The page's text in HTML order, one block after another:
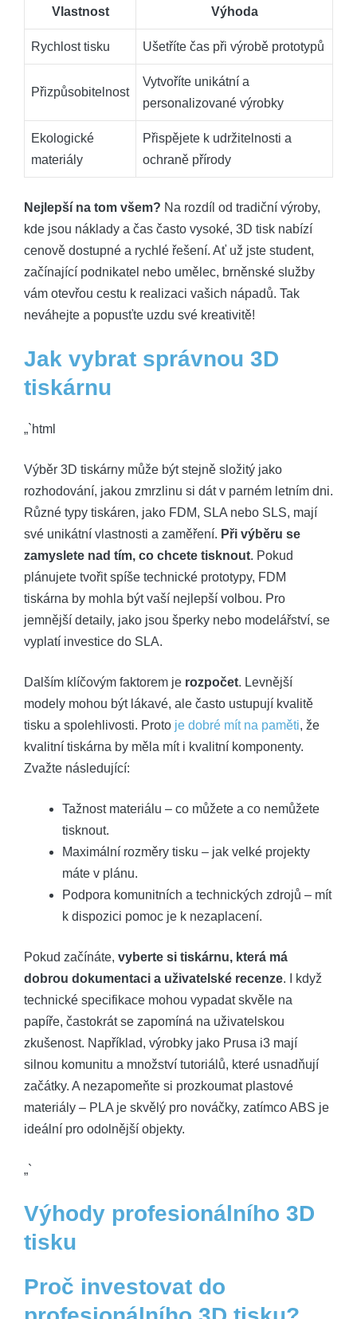
Vlastnost Výhoda
Rychlost tisku Ušetříte čas při výrobě prototypů
Přizpůsobitelnost
Vytvoříte unikátní a
personalizované výrobky
Ekologické
materiály
Přispějete k udržitelnosti a
ochraně přírody
Nejlepší na tom všem? Na rozdíl od tradiční výroby,
kde jsou náklady a čas často vysoké, 3D tisk nabízí
cenově dostupné a rychlé řešení. Ať už jste student,
začínající podnikatel nebo umělec, brněnské služby
vám otevřou cestu k realizaci vašich nápadů. Tak
neváhejte a popusťte uzdu své kreativitě!
Jak vybrat správnou 3D
tiskárnu
„`html
Výběr 3D tiskárny může být stejně složitý jako
rozhodování, jakou zmrzlinu si dát v parném letním dni.
Různé typy tiskáren, jako FDM, SLA nebo SLS, mají
své unikátní vlastnosti a zaměření. Při výběru se
zamyslete nad tím, co chcete tisknout. Pokud
plánujete tvořit spíše technické prototypy, FDM
tiskárna by mohla být vaší nejlepší volbou. Pro
jemnější detaily, jako jsou šperky nebo modelářství, se
vyplatí investice do SLA.
Dalším klíčovým faktorem je rozpočet. Levnější
modely mohou být lákavé, ale často ustupují kvalitě
tisku a spolehlivosti. Proto je dobré mít na paměti, že
kvalitní tiskárna by měla mít i kvalitní komponenty.
Zvažte následující:
Tažnost materiálu – co můžete a co nemůžete
tisknout.
Maximální rozměry tisku – jak velké projekty
máte v plánu.
Podpora komunitních a technických zdrojů – mít
k dispozici pomoc je k nezaplacení.
Pokud začínáte, vyberte si tiskárnu, která má
dobrou dokumentaci a uživatelské recenze. I když
technické specifikace mohou vypadat skvěle na
papíře, častokrát se zapomíná na uživatelskou
zkušenost. Například, výrobky jako Prusa i3 mají
silnou komunitu a množství tutoriálů, které usnadňují
začátky. A nezapomeňte si prozkoumat plastové
materiály – PLA je skvělý pro nováčky, zatímco ABS je
ideální pro odolnější objekty.
„`
Výhody profesionálního 3D
tisku
Proč investovat do